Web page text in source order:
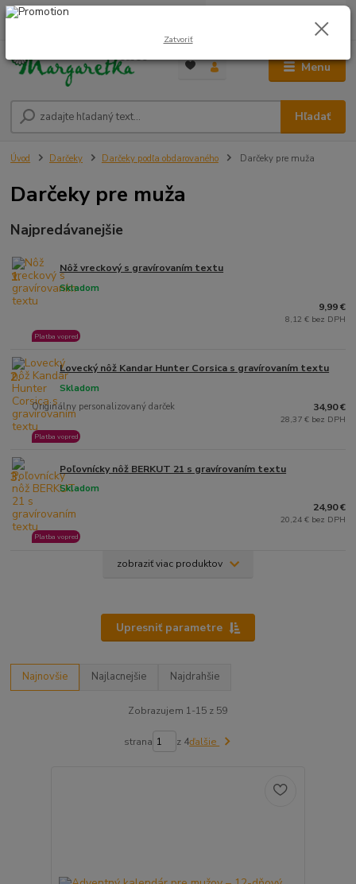
Menu
Hľadať
0948 236 042
0,00 €
Úvod Darčeky Darčeky podľa obdarovaného Darčeky pre muža
Darčeky pre muža
Najpredávanejšie
1. Nôž vreckový s gravírovaním textu
Skladom
Platba vopred
9,99 €
8,12 € bez DPH
2. Lovecký nôž Kandar Hunter Corsica s gravírovaním textu
Originálny personalizovaný darček
Skladom
Platba vopred
34,90 €
28,37 € bez DPH
3. Poľovnícky nôž BERKUT 21 s gravírovaním textu
Skladom
Platba vopred
24,90 €
20,24 € bez DPH
zobraziť viac produktov
Upresniť parametre
Najnovšie Najlacnejšie Najdrahšie
Zobrazujem 1-15 z 59
strana z 4ďalšie
Zatvoriť